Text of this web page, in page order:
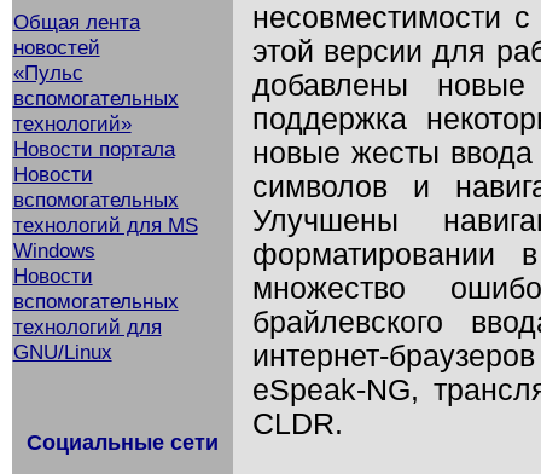
Общая лента
новостей
«Пульс
вспомогательных
технологий»
Новости портала
Новости
вспомогательных
технологий для MS
Windows
Новости
вспомогательных
технологий для
GNU/Linux
Социальные сети
несовместимости
этой версии для
добавлены
поддержка
новые жесты ввода
символов и
Улучшены
форматировании
множество
брайлевского
интернет-
eSpeak-NG,
CLDR.